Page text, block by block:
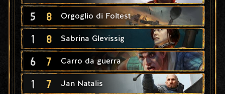
5 8 Orgoglio di Foltest
1 8 Sabrina Glevissig
6 7 Carro da guerra
1 7 Jan Natalis